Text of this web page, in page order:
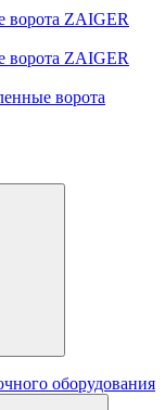
ворота ZAIGER
ворота ZAIGER
ворота
оборудования